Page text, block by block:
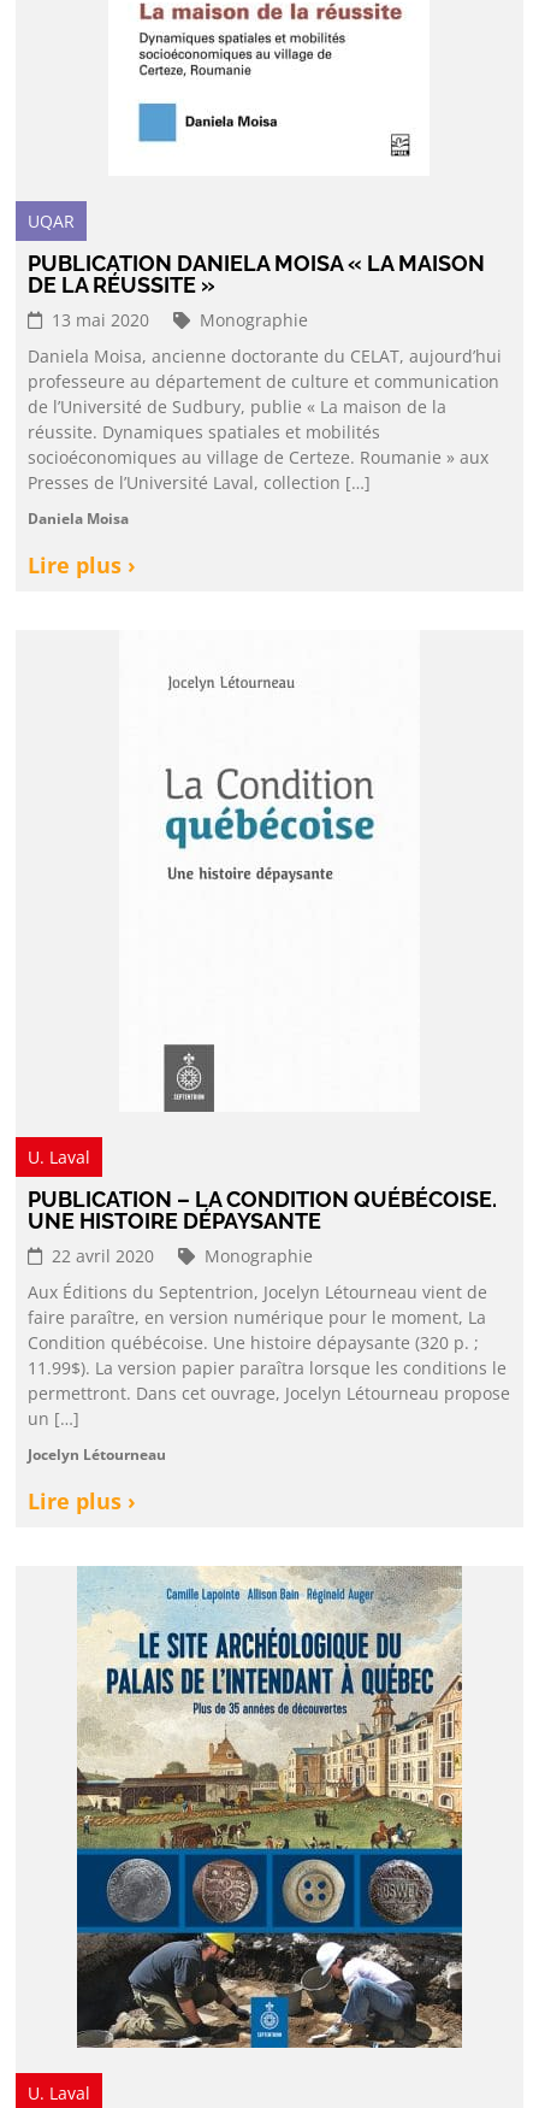
UQAR
PUBLICATION DANIELA MOISA « LA MAISON
DE LA RÉUSSITE »
13 mai 2020
Monographie
Daniela Moisa, ancienne doctorante du CELAT, aujourd’hui
professeure au département de culture et communication
de l’Université de Sudbury, publie « La maison de la
réussite. Dynamiques spatiales et mobilités
socioéconomiques au village de Certeze. Roumanie » aux
Presses de l’Université Laval, collection […]
Daniela Moisa
Lire plus ›
U. Laval
PUBLICATION – LA CONDITION QUÉBÉCOISE.
UNE HISTOIRE DÉPAYSANTE
22 avril 2020
Monographie
Aux Éditions du Septentrion, Jocelyn Létourneau vient de
faire paraître, en version numérique pour le moment, La
Condition québécoise. Une histoire dépaysante (320 p. ;
11.99$). La version papier paraîtra lorsque les conditions le
permettront. Dans cet ouvrage, Jocelyn Létourneau propose
un […]
Jocelyn Létourneau
Lire plus ›
U. Laval